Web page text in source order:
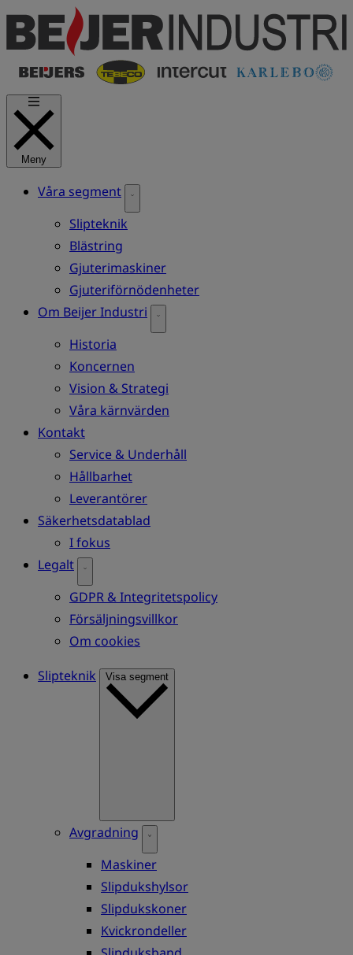
Hoppa
till
huvudinnehåll
Meny
Våra segment
Slipteknik
Blästring
Gjuterimaskiner
Gjuteriförnödenheter
Om Beijer Industri
Historia
Koncernen
Vision & Strategi
Våra kärnvärden
Kontakt
Service & Underhåll
Hållbarhet
Leverantörer
Säkerhetsdatablad
I fokus
Legalt
GDPR & Integritetspolicy
Försäljningsvillkor
Om cookies
Slipteknik
Visa segment
Avgradning
Maskiner
Slipdukshylsor
Slipdukskoner
Kvickrondeller